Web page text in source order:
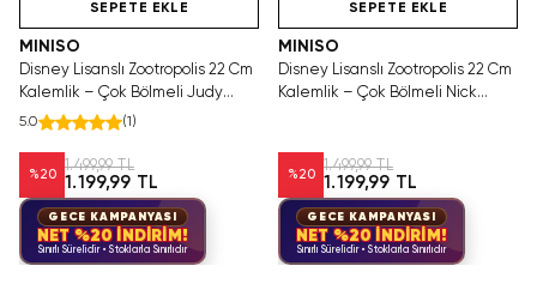
SEPETE EKLE
MINISO
Disney Lisanslı Zootropolis 22 Cm
Kalemlik – Çok Bölmeli Judy
Hopps Model
5.0 (1 )
%20
1.499,99 TL
1.199,99 TL
GECE KAMPANYASI
NET %20 İNDİRİM!
Sınırlı Sürelidir • Stoklarla Sınırlıdır
SEPETE EKLE
MINISO
Disney Lisanslı Zootropolis 22 Cm
Kalemlik – Çok Bölmeli Nick
%20
1.499,99 TL
1.199,99 TL
GECE KAMPANYASI
NET %20 İNDİRİM!
Sınırlı Sürelidir • Stoklarla Sınırlıdır